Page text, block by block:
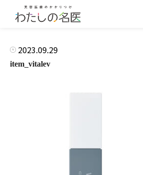
2023.09.29
item_vitalev